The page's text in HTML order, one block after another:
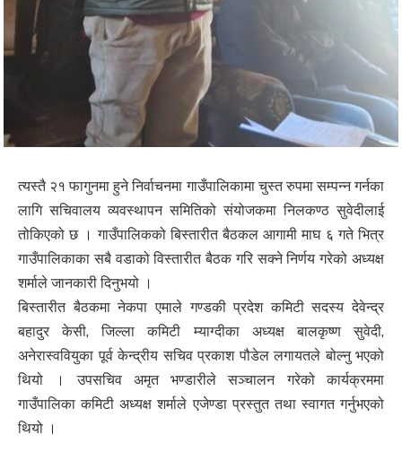
त्यस्तै २१ फागुनमा हुने निर्वाचनमा गाउँपालिकामा चुस्त रुपमा सम्पन्न गर्नका
लागि सचिवालय व्यवस्थापन समितिको संयोजकमा निलकण्ठ सुवेदीलाई
तोकिएको छ । गाउँपालिकको बिस्तारीत बैठकल आगामी माघ ६ गते भित्र
गाउँपालिकाका सबै वडाको विस्तारीत बैठक गरि सक्ने निर्णय गरेको अध्यक्ष
शर्माले जानकारी दिनुभयो ।
बिस्तारीत बैठकमा नेकपा एमाले गण्डकी प्रदेश कमिटी सदस्य देवेन्द्र
बहादुर केसी, जिल्ला कमिटी म्याग्दीका अध्यक्ष बालकृष्ण सुवेदी,
अनेरास्ववियुका पूर्व केन्द्रीय सचिव प्रकाश पौडेल लगायतले बोल्नु भएको
थियो । उपसचिव अमृत भण्डारीले सञ्चालन गरेको कार्यक्रममा
गाउँपालिका कमिटी अध्यक्ष शर्माले एजेण्डा प्रस्तुत तथा स्वागत गर्नुभएको
थियो ।